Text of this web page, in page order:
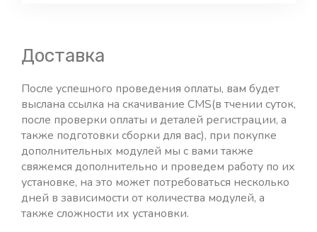
Эквайринг от Cloudpauments (прием
Эквайринг от Альфабанк (прием
платежей) (1 руб.)
Эквайринг от Робокасса (прием
платежей) (1 руб.)
Эквайринг от Сбербанк (прием
платежей) (1 руб.)
Эквайринг от Ю.Моней/Яндекс касса
(прием платежей) (1 руб.)
Доставка
После успешного проведения оплаты, вам будет
выслана ссылка на скачивание CMS(в тчении суток,
после проверки оплаты и деталей регистрации, а
также подготовки сборки для вас), при покупке
дополнительных модулей мы с вами также
свяжемся дополнительно и проведем работу по их
установке, на это может потребоваться несколько
дней в зависимости от количества модулей, а
также сложности их установки.